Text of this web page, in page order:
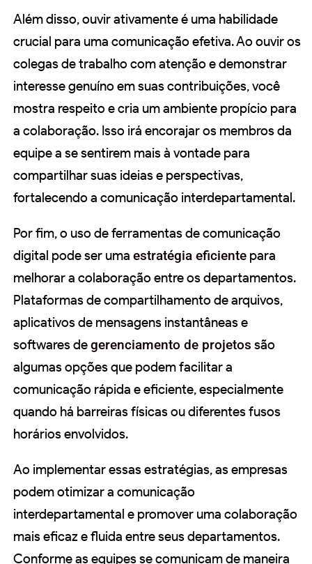
Além disso, ouvir ativamente é uma habilidade
crucial para uma comunicação efetiva. Ao ouvir os
colegas de trabalho com atenção e demonstrar
interesse genuíno em suas contribuições, você
mostra respeito e cria um ambiente propício para
a colaboração. Isso irá encorajar os membros da
equipe a se sentirem mais à vontade para
compartilhar suas ideias e perspectivas,
fortalecendo a comunicação interdepartamental.
Por fim, o uso de ferramentas de comunicação
digital pode ser uma estratégia eficiente para
melhorar a colaboração entre os departamentos.
Plataformas de compartilhamento de arquivos,
aplicativos de mensagens instantâneas e
softwares degerenciamento de projetos são
algumas opções que podem facilitar a
comunicação rápida e eficiente, especialmente
quando há barreiras físicas ou diferentes fusos
horários envolvidos.
Ao implementar essas estratégias, as empresas
podem otimizar a comunicação
interdepartamental e promover uma colaboração
mais eficaz e fluida entre seus departamentos.
Conforme as equipes se comunicam de maneira